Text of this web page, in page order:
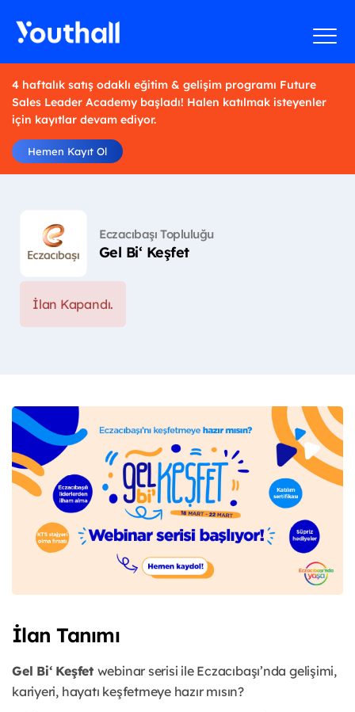
4 haftalık satış odaklı eğitim & gelişim programı Future
Sales Leader Academy başladı! Halen katılmak isteyenler
için kayıtlar devam ediyor.
Hemen Kayıt Ol
Eczacıbaşı Topluluğu
Gel Bi‘ Keşfet
İlan Kapandı.
İlan Tanımı
Gel Bi‘ Keşfet webinar serisi ile Eczacıbaşı’nda gelişimi,
kariyeri, hayatı keşfetmeye hazır mısın?